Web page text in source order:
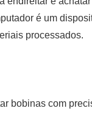
é um
processados.
bobinas com